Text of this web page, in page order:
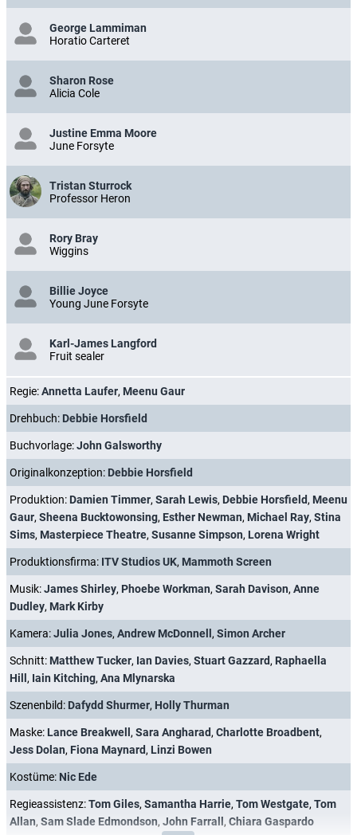
George Lammiman
Horatio Carteret
Sharon Rose
Alicia Cole
Justine Emma Moore
June Forsyte
Tristan Sturrock
Professor Heron
Rory Bray
Wiggins
Billie Joyce
Young June Forsyte
Karl-James Langford
Fruit sealer
Regie:Annetta Laufer, Meenu Gaur
Drehbuch: Debbie Horsfield
Buchvorlage:John Galsworthy
Originalkonzeption: Debbie Horsfield
Produktion: Damien Timmer, Sarah Lewis, Debbie Horsfield, Meenu
Gaur, Sheena Bucktowonsing, Esther Newman, Michael Ray, Stina
Sims, Masterpiece Theatre, Susanne Simpson, Lorena Wright
Produktionsfirma: ITV Studios UK, Mammoth Screen
Musik:James Shirley, Phoebe Workman, Sarah Davison, Anne
Dudley, Mark Kirby
Kamera:Julia Jones, Andrew McDonnell, Simon Archer
Schnitt: Matthew Tucker, Ian Davies, Stuart Gazzard, Raphaella
Hill, Iain Kitching, Ana Mlynarska
Szenenbild: Dafydd Shurmer, Holly Thurman
Maske: Lance Breakwell, Sara Angharad, Charlotte Broadbent,
Jess Dolan, Fiona Maynard, Linzi Bowen
Kostüme: Nic Ede
Regieassistenz:Tom Giles, Samantha Harrie, Tom Westgate, Tom
Allan, Sam Slade Edmondson, John Farrall, Chiara Gaspardo